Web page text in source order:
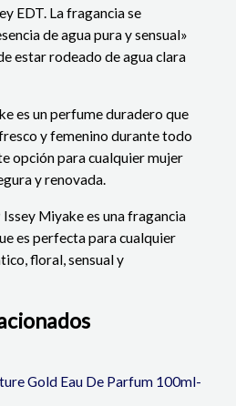
EDT. La fragancia se
de agua pura y sensual»
estar rodeado de agua clara
es un perfume duradero que
y femenino durante todo
opción para cualquier mujer
y renovada.
Issey Miyake es una fragancia
es perfecta para cualquier
floral, sensual y